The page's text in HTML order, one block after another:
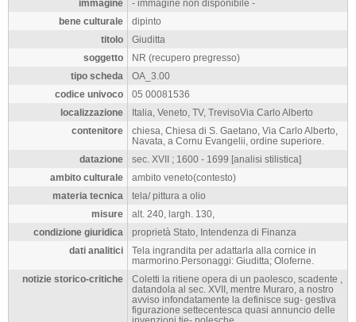
L'opera d'arteGiuditta - codice 05 00081536si trova nel comune di
, capoluogo dell'omonima provincia sita in chiesa, Chiesa di S.
Gaetano, Via Carlo Alberto, Navata, a Cornu Evangelii, ordine superiore.
immagine
- immagine non disponibile -
bene culturale
dipinto
titolo
Giuditta
soggetto
NR (recupero pregresso)
tipo scheda
OA_3.00
codice univoco
05 00081536
Italia, Veneto, TV, TrevisoVia Carlo Alberto
chiesa, Chiesa di S. Gaetano, Via Carlo Alberto,
Navata, a Cornu Evangelii, ordine superiore.
sec. XVII ; 1600 - 1699 [analisi stilistica]